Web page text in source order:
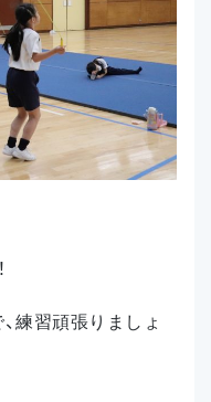
練習頑張りましょ